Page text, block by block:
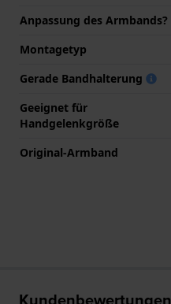
Anpassung des Armbands?
Montagetyp
Gerade Bandhalterung
Geeignet für
Handgelenkgröße
Original-Armband